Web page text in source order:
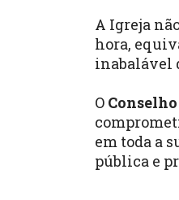
A Igreja
hora,
inabalável
O
em toda a
pública e